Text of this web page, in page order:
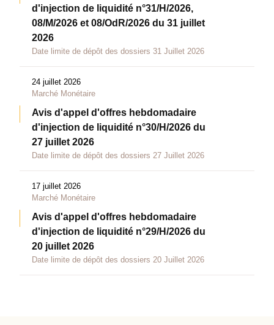
d'injection de liquidité n°31/H/2026,
08/M/2026 et 08/OdR/2026 du 31 juillet
2026
Date limite de dépôt des dossiers 31 Juillet 2026
24 juillet 2026
Marché Monétaire
Avis d'appel d'offres hebdomadaire
d'injection de liquidité n°30/H/2026 du
27 juillet 2026
Date limite de dépôt des dossiers 27 Juillet 2026
17 juillet 2026
Marché Monétaire
Avis d'appel d'offres hebdomadaire
d'injection de liquidité n°29/H/2026 du
20 juillet 2026
Date limite de dépôt des dossiers 20 Juillet 2026